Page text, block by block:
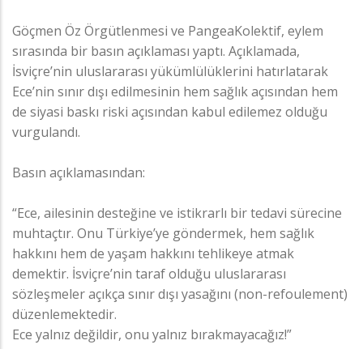
Göçmen Öz Örgütlenmesi ve PangeaKolektif, eylem
sırasında bir basın açıklaması yaptı. Açıklamada,
İsviçre’nin uluslararası yükümlülüklerini hatırlatarak
Ece’nin sınır dışı edilmesinin hem sağlık açısından hem
de siyasi baskı riski açısından kabul edilemez olduğu
vurgulandı.
Basın açıklamasından:
“Ece, ailesinin desteğine ve istikrarlı bir tedavi sürecine
muhtaçtır. Onu Türkiye’ye göndermek, hem sağlık
hakkını hem de yaşam hakkını tehlikeye atmak
demektir. İsviçre’nin taraf olduğu uluslararası
sözleşmeler açıkça sınır dışı yasağını (non-refoulement)
düzenlemektedir.
Ece yalnız değildir, onu yalnız bırakmayacağız!”